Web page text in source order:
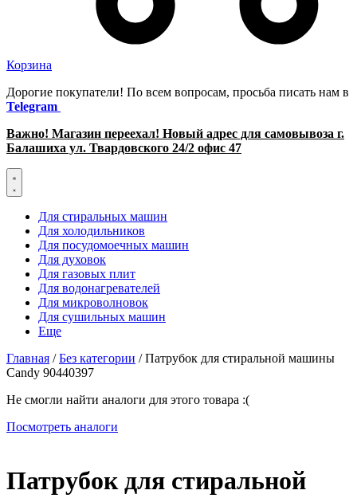
Корзина
Дорогие покупатели! По всем вопросам, просьба писать нам в
Telegram
Важно! Магазин переехал! Новый адрес для самовывоза г.
Балашиха ул. Твардовского 24/2 офис 47
Для стиральных машин
Для холодильников
Для посудомоечных машин
Для духовок
Для газовых плит
Для водонагревателей
Для микроволновок
Для сушильных машин
Еще
Главная /Без категории / Патрубок для стиральной машины
Candy 90440397
Не смогли найти аналоги для этого товара :(
Посмотреть аналоги
Патрубок для стиральной